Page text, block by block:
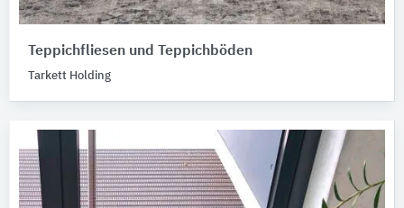
Teppichfliesen und Teppichböden
Tarkett Holding